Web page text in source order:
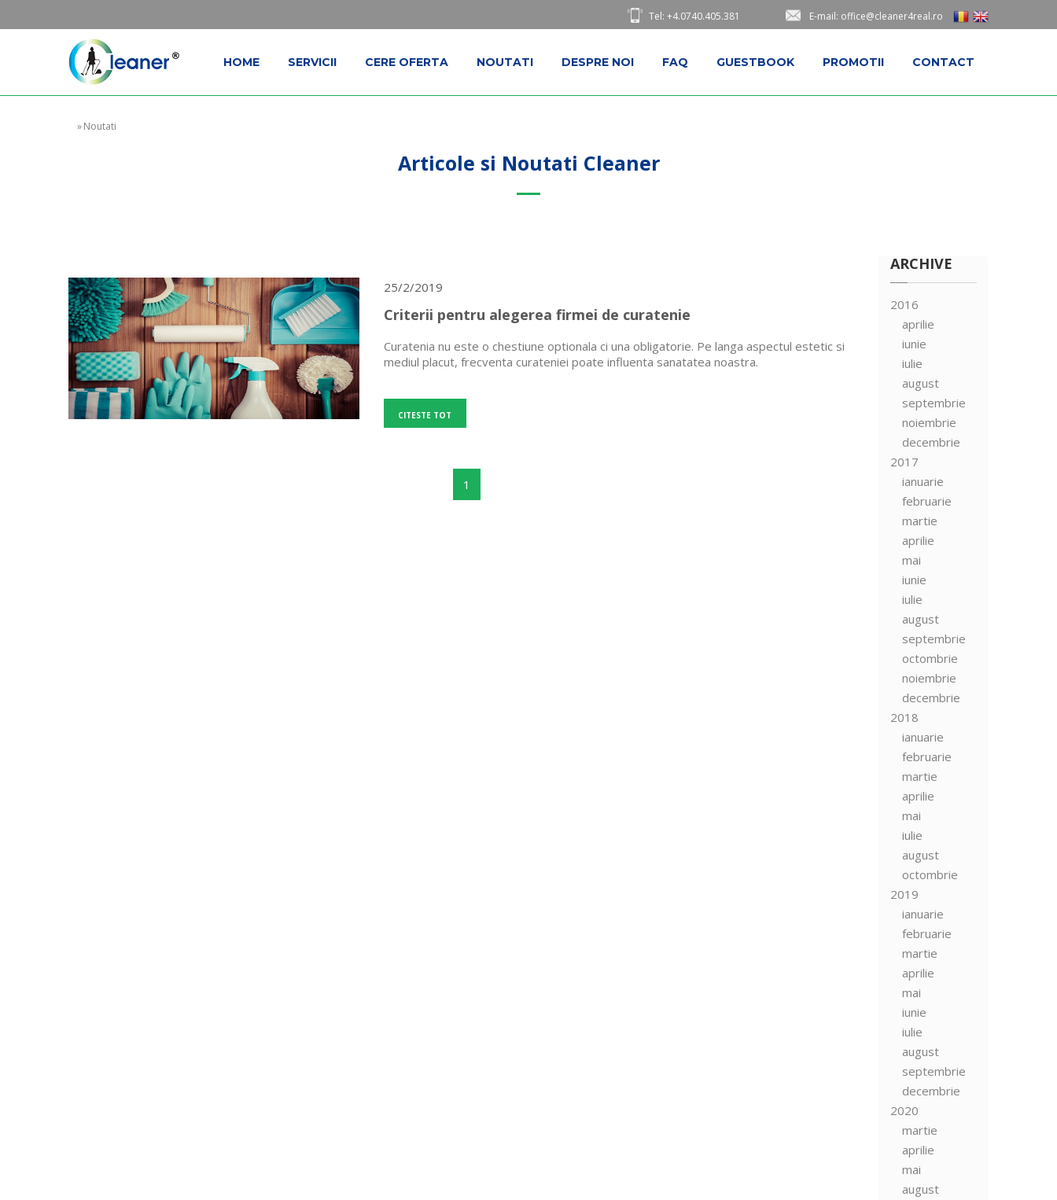
Tel: +4.0740.405.381 E-mail: office@cleaner4real.ro
HOME SERVICII CERE OFERTA NOUTATI DESPRE NOI FAQ GUESTBOOK PROMOTII CONTACT
»Noutati
Articole si Noutati Cleaner
25/2/2019
Criterii pentru alegerea firmei de curatenie
Curatenia nu este o chestiune optionala ci una obligatorie. Pe langa aspectul estetic si
mediul placut, frecventa curateniei poate influenta sanatatea noastra.
CITESTE TOT
1
ARCHIVE
2016
aprilie
iunie
iulie
august
septembrie
noiembrie
decembrie
2017
ianuarie
februarie
martie
aprilie
mai
iunie
iulie
august
septembrie
octombrie
noiembrie
decembrie
2018
ianuarie
februarie
martie
aprilie
mai
iulie
august
octombrie
2019
ianuarie
februarie
martie
aprilie
mai
iunie
iulie
august
septembrie
decembrie
2020
martie
aprilie
mai
august